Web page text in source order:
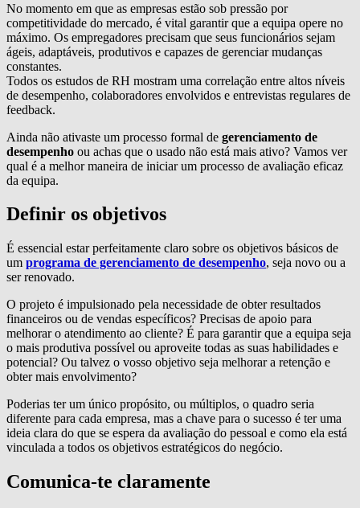
No momento em que as empresas estão sob pressão por
competitividade do mercado, é vital garantir que a equipa opere no
máximo. Os empregadores precisam que seus funcionários sejam
ágeis, adaptáveis, produtivos e capazes de gerenciar mudanças
constantes.
Todos os estudos de RH mostram uma correlação entre altos níveis
de desempenho, colaboradores envolvidos e entrevistas regulares de
feedback.
Ainda não ativaste um processo formal de gerenciamento de
desempenho ou achas que o usado não está mais ativo? Vamos ver
qual é a melhor maneira de iniciar um processo de avaliação eficaz
da equipa.
Definir os objetivos
É essencial estar perfeitamente claro sobre os objetivos básicos de
um programa de gerenciamento de desempenho, seja novo ou a
ser renovado.
O projeto é impulsionado pela necessidade de obter resultados
financeiros ou de vendas específicos? Precisas de apoio para
melhorar o atendimento ao cliente? É para garantir que a equipa seja
o mais produtiva possível ou aproveite todas as suas habilidades e
potencial? Ou talvez o vosso objetivo seja melhorar a retenção e
obter mais envolvimento?
Poderias ter um único propósito, ou múltiplos, o quadro seria
diferente para cada empresa, mas a chave para o sucesso é ter uma
ideia clara do que se espera da avaliação do pessoal e como ela está
vinculada a todos os objetivos estratégicos do negócio.
Comunica-te claramente